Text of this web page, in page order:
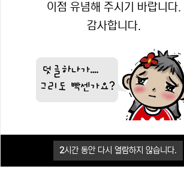
이점 유념해 주시기 바랍니다.
감사합니다.
2시간 동안 다시 열람하지 않습니다.
등록된 FAQ가 없습니다.
1(current)
이용안내 문의하기
벳프리 All rights reserved.